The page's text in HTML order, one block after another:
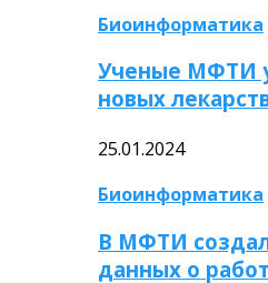
Биоинформатика
Ученые МФТИ
новых
25.01.2024
Биоинформатика
В МФТИ
данных о